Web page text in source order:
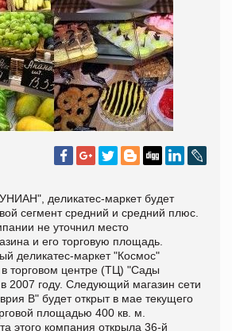
деликатес-маркет будет
сегмент средний и средний плюс.
не уточнил место
и его торговую площадь.
деликатес-маркет "Космос"
торговом центре (ТЦ) "Сады
2007 году. Следующий магазин сети
В" будет открыт в мае текущего
площадью 400 кв. м.
этого компания открыла 36-й